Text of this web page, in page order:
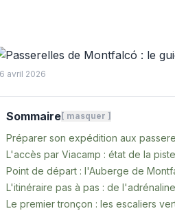
avril 2026
Sommaire [ masquer ]
Préparer son expédition aux
L'accès par Viacamp : état de la
Point de départ : l'Auberge de
L'itinéraire pas à pas : de
Le premier tronçon : les escaliers